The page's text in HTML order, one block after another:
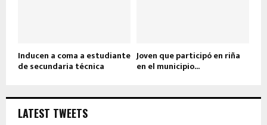
Inducen a coma a estudiante
de secundaria técnica
Joven que participó en riña
en el municipio...
LATEST TWEETS